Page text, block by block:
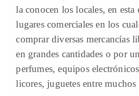
la conocen los locales, en esta
lugares comerciales en los
comprar diversas mercancías
en grandes cantidades o por
perfumes, equipos
licores, juguetes entre